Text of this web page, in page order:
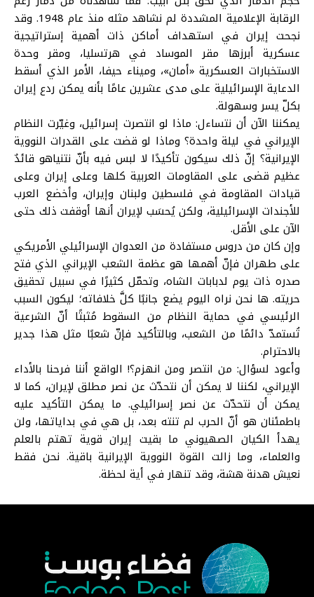
الرقابة الإعلامية المشددة لم نشاهد مثله منذ عام 1948. وقد
نجحت إيران في استهداف أماكن ذات أهمية إستراتيجية
عسكرية أبرزها مقر الموساد في هرتسليا، ومقر وحدة
الاستخبارات العسكرية «أمان»، وميناء حيفا، الأمر الذي أسقط
الدعاية الإسرائيلية على مدى عشرين عامًا بأنه يمكن ردع إيران
بكلّ يسر وسهولة.
يمكننا الآن أن نتساءل: ماذا لو انتصرت إسرائيل، وغيّرت النظام
الإيراني في ليلة واحدة؟ وماذا لو قضت على القدرات النووية
الإيرانية؟ إنّ ذلك سيكون تأكيدًا لا لبس فيه بأنّ نتنياهو قائدٌ
عظيم قضى على المقاومات العربية كلها وعلى إيران وعلى
قيادات المقاومة في فلسطين ولبنان وإيران، وأخضع العرب
للأجندات الإسرائيلية، ولكن يُحسَب لإيران أنها أوقفت ذلك حتى
الآن على الأقل.
وإن كان من دروس مستفادة من العدوان الإسرائيلي الأمريكي
على طهران فإنّ أهمها هو عظمة الشعب الإيراني الذي فتح
صدره ذات يوم لدبابات الشاه، وتحمّل كثيرًا في سبيل تحقيق
حريته. ها نحن نراه اليوم يضع جانبًا كلَّ خلافاته؛ ليكون السبب
الرئيسي في حماية النظام من السقوط مُثبتًا أنّ الشرعية
تُستمدّ دائمًا من الشعب، وبالتأكيد فإنّ شعبًا مثل هذا جدير
بالاحترام.
وأعود لسؤال: من انتصر ومن انهزم؟! الواقع أننا فرحنا بالأداء
الإيراني، لكننا لا يمكن أن نتحدّث عن نصر مطلق لإيران، كما لا
يمكن أن نتحدّث عن نصر إسرائيلي. ما يمكن التأكيد عليه
باطمئنان هو أنّ الحرب لم تنته بعد، بل هي في بداياتها، ولن
يهدأ الكيان الصهيوني ما بقيت إيران قوية تهتم بالعلم
والعلماء، وما زالت القوة النووية الإيرانية باقية. نحن فقط
نعيش هدنة هشة، وقد تنهار في أية لحظة.